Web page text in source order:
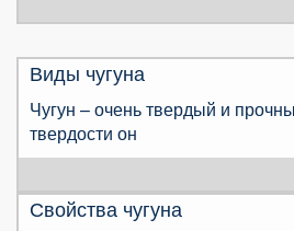
Виды чугуна
Чугун – очень твердый и
твердости он
Свойства чугуна